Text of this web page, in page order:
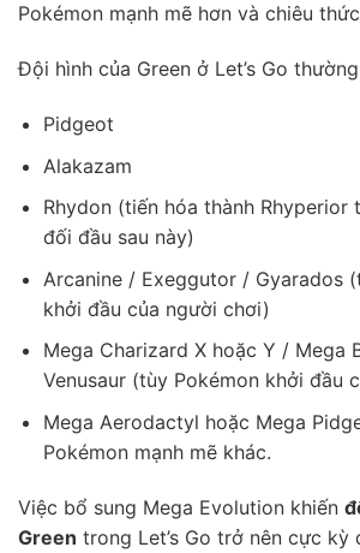
Pokémon mạnh mẽ hơn và chiêu
Đội hình của Green ở Let’s Go
Pidgeot
Alakazam
Rhydon (tiến hóa thành Rhyperior
đối đầu sau này)
Arcanine / Exeggutor / Gyarados
khởi đầu của người chơi)
Mega Charizard X hoặc Y / Mega
Venusaur (tùy Pokémon khởi đầu
Mega Aerodactyl hoặc Mega
Pokémon mạnh mẽ khác.
Việc bổ sung Mega Evolution khiến
Green trong Let’s Go trở nên cực kỳ